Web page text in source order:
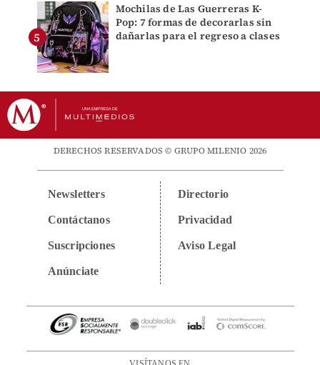
Mochilas de Las Guerreras K-
Pop: 7 formas de decorarlas sin
dañarlas para el regreso a clases
DERECHOS RESERVADOS © GRUPO MILENIO 2026
Newsletters
Contáctanos
Suscripciones
Anúnciate
Directorio
Privacidad
Aviso Legal